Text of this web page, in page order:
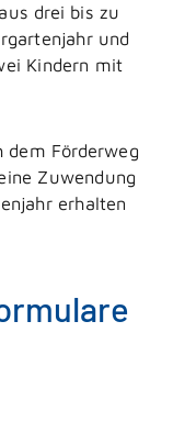
drei bis zu
und
Kindern mit
dem Förderweg
Zuwendung
erhalten